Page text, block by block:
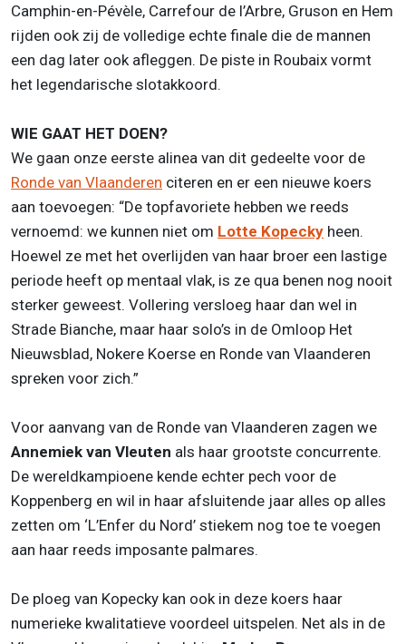
Camphin-en-Pévèle, Carrefour de l’Arbre, Gruson en Hem
rijden ook zij de volledige echte finale die de mannen
een dag later ook afleggen. De piste in Roubaix vormt
het legendarische slotakkoord.
WIE GAAT HET DOEN?
We gaan onze eerste alinea van dit gedeelte voor de
Ronde van Vlaanderen citeren en er een nieuwe koers
aan toevoegen: “De topfavoriete hebben we reeds
vernoemd: we kunnen niet om Lotte Kopecky heen.
Hoewel ze met het overlijden van haar broer een lastige
periode heeft op mentaal vlak, is ze qua benen nog nooit
sterker geweest. Vollering versloeg haar dan wel in
Strade Bianche, maar haar solo’s in de Omloop Het
Nieuwsblad, Nokere Koerse en Ronde van Vlaanderen
spreken voor zich.”
Voor aanvang van de Ronde van Vlaanderen zagen we
Annemiek van Vleuten als haar grootste concurrente.
De wereldkampioene kende echter pech voor de
Koppenberg en wil in haar afsluitende jaar alles op alles
zetten om ‘L’Enfer du Nord’ stiekem nog toe te voegen
aan haar reeds imposante palmares.
De ploeg van Kopecky kan ook in deze koers haar
numerieke kwalitatieve voordeel uitspelen. Net als in de